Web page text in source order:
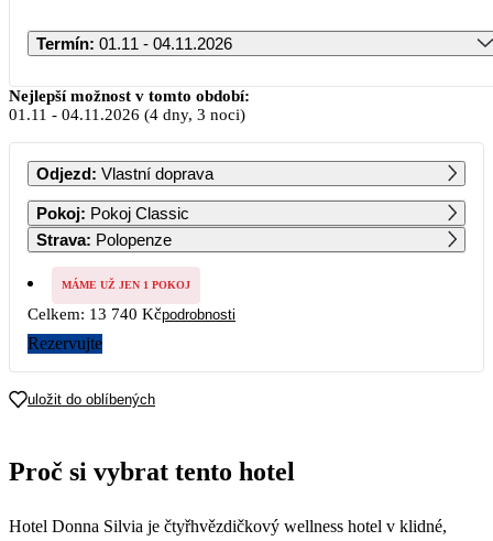
Termín: 01.11 - 04.11.2026
Listopad 2026
PO ÚT ST ČT PÁ SO NE
1
2
6 870
3 4 5 6 7 8
9
6 870
10 11
16
6 870
17
6 870
18 19 20 21 22
30
Nejlepší možnost v tomto období:
01.11 - 04.11.2026 (4 dny, 3 noci)
Odjezd: Vlastní doprava
Pokoj: Pokoj Classic
Strava: Polopenze
MÁME UŽ JEN 1 POKOJ
Celkem: 13 740 Kčpodrobnosti
Rezervujte
uložit do oblíbených
Proč si vybrat tento hotel
Hotel Donna Silvia je čtyřhvězdičkový wellness hotel v klidné,